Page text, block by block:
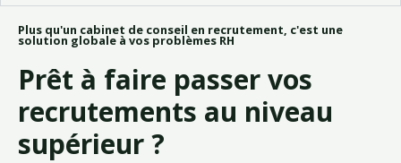
Plus qu'un cabinet de conseil en recrutement, c'est une
solution globale à vos problèmes RH
Prêt à faire passer vos
recrutements au niveau
supérieur ?